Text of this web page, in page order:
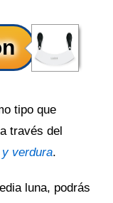
tipo que
través del
verdura.
luna, podrás